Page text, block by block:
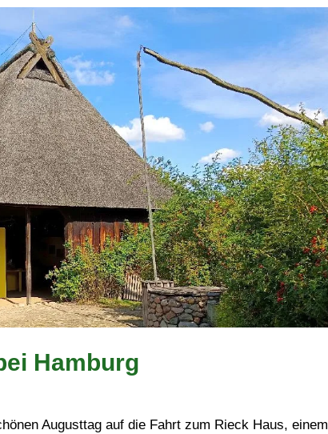
Hamburg
Augusttag auf die Fahrt zum Rieck Haus, einem